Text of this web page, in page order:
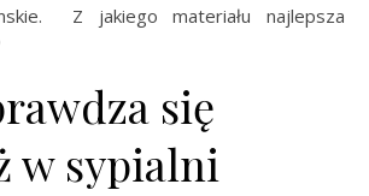
Z jakiego materiału najlepsza
się
w sypialni